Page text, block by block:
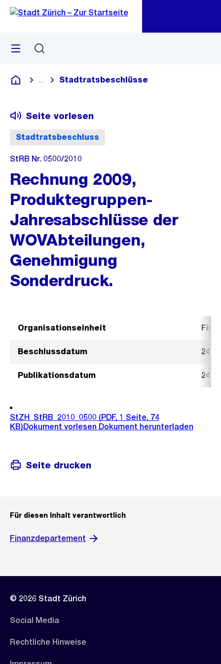
Navigation
Sprunglink
Menü
Deutsch
Blende alle Breadcrumbs ein
Stadtratsbeschlüsse
Stadtratsbeschluss
Seite vorlesen
StRB Nr. 0500/2010
Rechnung 2009,
Produktegruppen-
Jahresabschlüsse der
WOVAbteilungen,
Genehmigung
Sonderdruck.
Organisationseinheit
Beschlussdatum 24.
Publikationsdatum 24.
StZH_StRB_2010_0500 (PDF, 1 Seite, 74
KB)Dokument vorlesen Dokument herunterladen
Seite drucken
Für diesen Inhalt verantwortlich
Finanzdepartement
© 2026 Stadt Zürich
Social Media
Rechtliche Hinweise